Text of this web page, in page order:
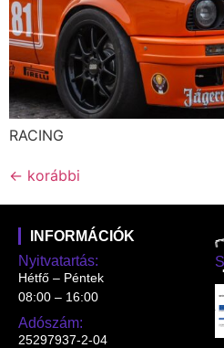
RACING
← korábbi
INFORMÁCIÓK
Nyitvatartás:
Hétfő – Péntek
08:00 – 16:00
Adószám:
25297937-2-04